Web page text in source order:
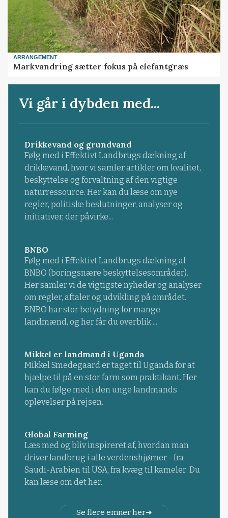
ARRANGEMENT
Markvandring sætter fokus på elefantgræs
Vi går i dybden med...
Drikkevand og grundvand
Følg med i Effektivt Landbrugs dækning af
drikkevand, hvor vi samler artikler om kvalitet,
beskyttelse og forvaltning af den vigtige
naturressource. Her kan du læse om nye
regler, politiske beslutninger, analyser og
initiativer, der påvirke...
BNBO
Følg med i Effektivt Landbrugs dækning af
BNBO (boringsnære beskyttelsesområder).
Her samler vi de vigtigste nyheder og analyser
om regler, aftaler og udvikling på området.
BNBO har stor betydning for mange
landmænd, og her får du overblik ...
Mikkel er landmand i Uganda
Mikkel Smedegaard er taget til Uganda for at
hjælpe til på en stor farm som praktikant. Her
kan du følge med i den unge landmands
oplevelser på rejsen.
Global Farming
Læs med og bliv inspireret af, hvordan man
driver landbrug i alle verdenshjørner - fra
Saudi-Arabien til USA, fra kvæg til kameler: Du
kan læse om det her.
Se flere emner her